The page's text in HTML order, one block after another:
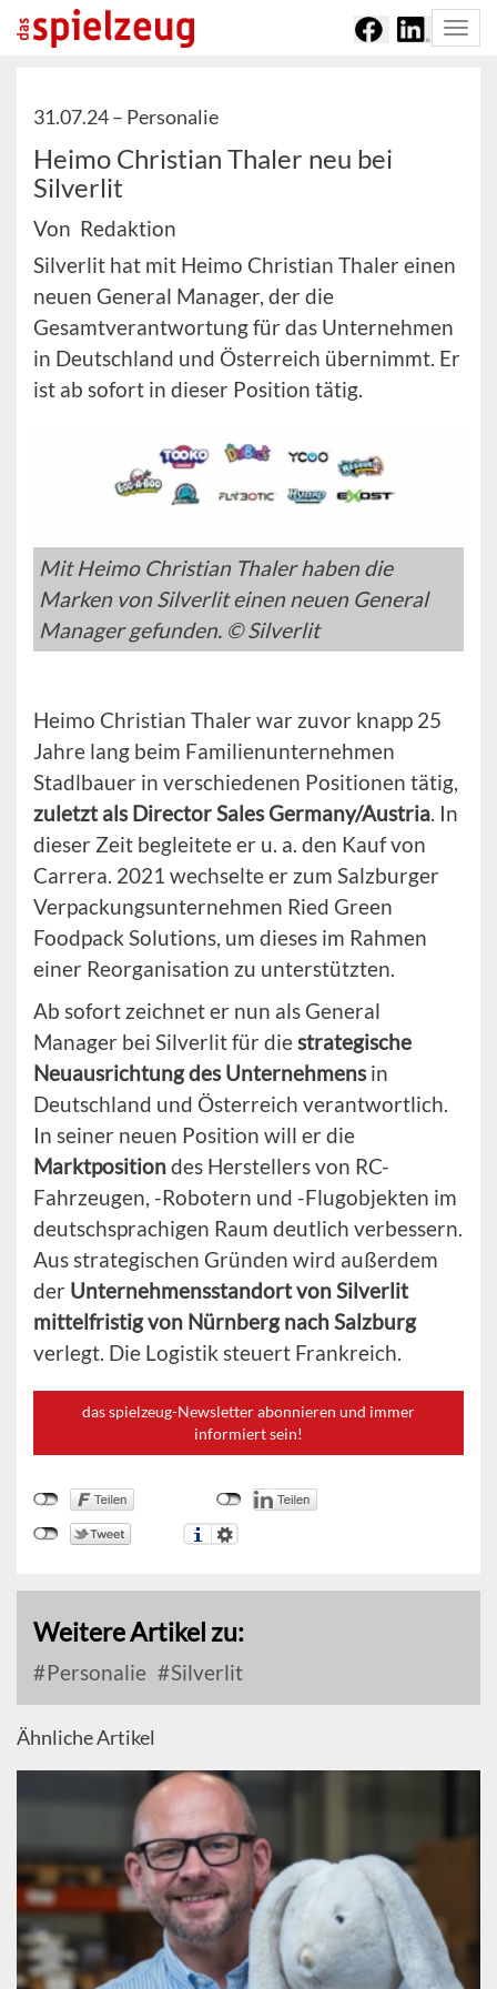
31.07.24 – Personalie
Heimo Christian Thaler neu bei
Silverlit
Von Redaktion
Silverlit hat mit Heimo Christian Thaler einen
neuen General Manager, der die
Gesamtverantwortung für das Unternehmen
in Deutschland und Österreich übernimmt. Er
ist ab sofort in dieser Position tätig.
Mit Heimo Christian Thaler haben die
Marken von Silverlit einen neuen General
Manager gefunden. © Silverlit
Heimo Christian Thaler war zuvor knapp 25
Jahre lang beim Familienunternehmen
Stadlbauer in verschiedenen Positionen tätig,
zuletzt als Director Sales Germany/Austria . In
dieser Zeit begleitete er u. a. den Kauf von
Carrera. 2021 wechselte er zum Salzburger
Verpackungsunternehmen Ried Green
Foodpack Solutions, um dieses im Rahmen
einer Reorganisation zu unterstützten.
Ab sofort zeichnet er nun als General
Manager bei Silverlit für die strategische
Neuausrichtung des Unternehmensin
Deutschland und Österreich verantwortlich.
In seiner neuen Position will er die
Marktpositiondes Herstellers von RC-
Fahrzeugen, -Robotern und -Flugobjekten im
deutschsprachigen Raum deutlich verbessern.
Aus strategischen Gründen wird außerdem
der Unternehmensstandort von Silverlit
mittelfristig von Nürnberg nach Salzburg
verlegt. Die Logistik steuert Frankreich.
das spielzeug-Newsletter abonnieren und immer
informiert sein!
Weitere Artikel zu:
Personalie Silverlit
Ähnliche Artikel